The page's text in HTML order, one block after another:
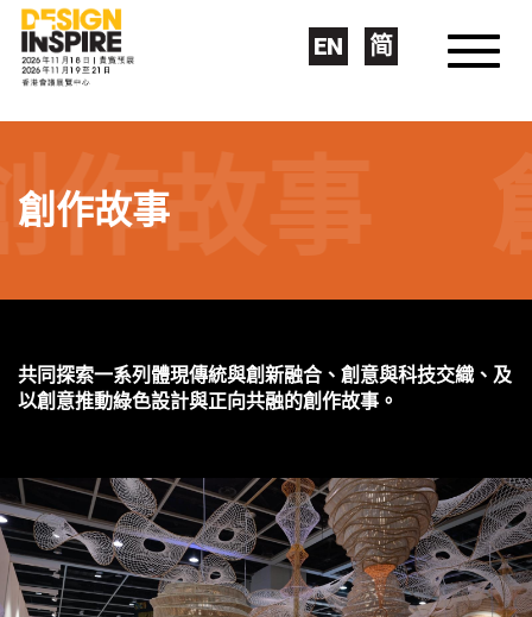
EN 简
創作故事
事
共同探索一系列體現傳統與創新融合、創意與科技交織、及
以創意推動綠色設計與正向共融的創作故事。